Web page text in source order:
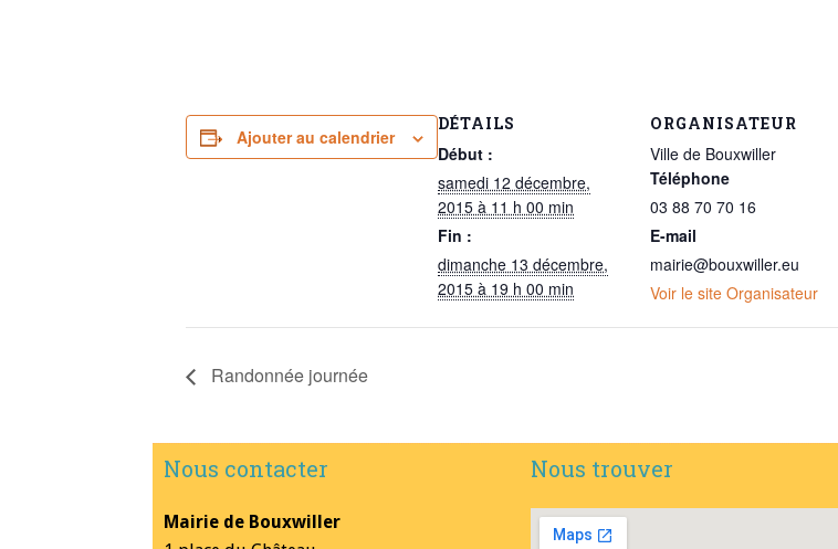
Ajouter au calendrier
DÉTAILS
Début :
samedi 12 décembre,
2015 à 11 h 00 min
Fin :
dimanche 13 décembre,
2015 à 19 h 00 min
ORGANISATEUR
Ville de Bouxwiller
Téléphone
03 88 70 70 16
E-mail
mairie@bouxwiller.eu
Voir le site Organisateur
Randonnée journée
Nous contacter
Mairie de Bouxwiller
Nous trouver